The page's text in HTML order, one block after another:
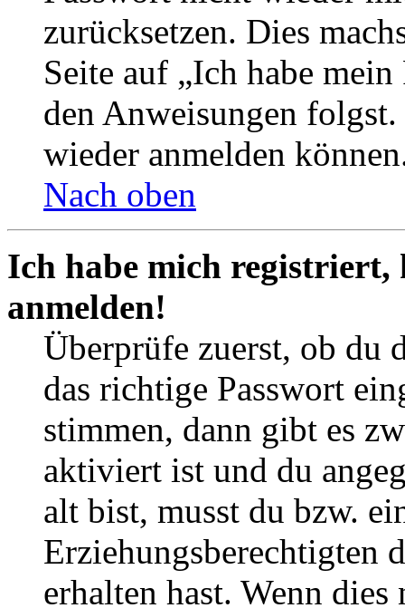
zurücksetzen. Dies
Seite auf „Ich habe
den Anweisungen
wieder anmelden
Nach oben
Ich habe mich
anmelden!
Überprüfe zuerst, ob du
das richtige Passwort
stimmen, dann gibt es
aktiviert ist und du
alt bist, musst du bzw.
Erziehungsberechtigten
erhalten hast. Wenn